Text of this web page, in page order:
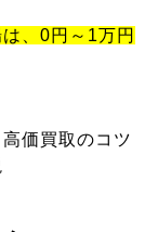
、0円～1万円
価買取のコツ